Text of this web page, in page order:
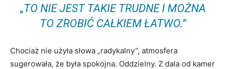
„TO NIE JEST TAKIE TRUDNE I MOŻNA
TO ZROBIĆ CAŁKIEM ŁATWO.”
Chociaż nie użyła słowa „radykalny”, atmosfera
sugerowała, że ​​była spokojna. Oddzielny. Z dala od kamer